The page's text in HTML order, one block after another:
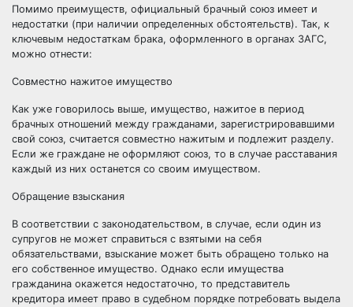
Помимо преимуществ, официальный брачный союз имеет и
недостатки (при наличии определенных обстоятельств). Так, к
ключевым недостаткам брака, оформленного в органах ЗАГС,
можно отнести:
Совместно нажитое имущество
Как уже говорилось выше, имущество, нажитое в период
брачных отношений между гражданами, зарегистрировавшими
свой союз, считается совместно нажитым и подлежит разделу.
Если же граждане не оформляют союз, то в случае расставания
каждый из них останется со своим имуществом.
Обращение взыскания
В соответствии с законодательством, в случае, если один из
супругов не может справиться с взятыми на себя
обязательствами, взыскание может быть обращено только на
его собственное имущество. Однако если имущества
гражданина окажется недостаточно, то представитель
кредитора имеет право в судебном порядке потребовать выдела